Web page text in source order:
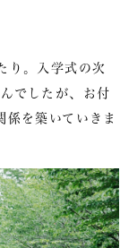
り。入学式の次
でしたが、お付
係を築いていきま